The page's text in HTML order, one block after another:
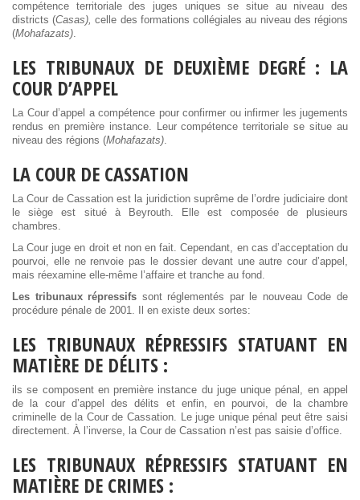
compétence territoriale des juges uniques se situe au niveau des
districts (Casas),celle des formations collégiales au niveau des régions
(Mohafazats).
LES TRIBUNAUX DE DEUXIÈME DEGRÉ : LA
COUR D’APPEL
La Cour d’appel a compétence pour confirmer ou infirmer les jugements
rendus en première instance. Leur compétence territoriale se situe au
niveau des régions (Mohafazats).
LA COUR DE CASSATION
La Cour de Cassation est la juridiction suprême de l’ordre judiciaire dont
le siège est situé à Beyrouth. Elle est composée de plusieurs
chambres.
La Cour juge en droit et non en fait. Cependant, en cas d’acceptation du
pourvoi, elle ne renvoie pas le dossier devant une autre cour d’appel,
mais réexamine elle-même l’affaire et tranche au fond.
Les tribunaux répressifs sont réglementés par le nouveau Code de
procédure pénale de 2001. Il en existe deux sortes:
LES TRIBUNAUX RÉPRESSIFS STATUANT EN
MATIÈRE DE DÉLITS :
ils se composent en première instance du juge unique pénal, en appel
de la cour d’appel des délits et enfin, en pourvoi, de la chambre
criminelle de la Cour de Cassation. Le juge unique pénal peut être saisi
directement. À l’inverse, la Cour de Cassation n’est pas saisie d’office.
LES TRIBUNAUX RÉPRESSIFS STATUANT EN
MATIÈRE DE CRIMES :